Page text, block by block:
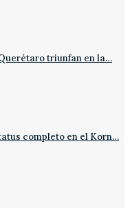
triunfan en la…
completo en el Korn…